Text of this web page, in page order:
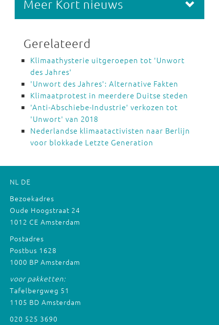
Meer Kort nieuws
Gerelateerd
Klimaathysterie uitgeroepen tot 'Unwort
des Jahres'
'Unwort des Jahres': Alternative Fakten
Klimaatprotest in meerdere Duitse steden
'Anti-Abschiebe-Industrie' verkozen tot
'Unwort' van 2018
Nederlandse klimaatactivisten naar Berlijn
voor blokkade Letzte Generation
NL DE
Bezoekadres
Oude Hoogstraat 24
1012 CE Amsterdam
Postadres
Postbus 1628
1000 BP Amsterdam
voor pakketten:
Tafelbergweg 51
1105 BD Amsterdam
020 525 3690